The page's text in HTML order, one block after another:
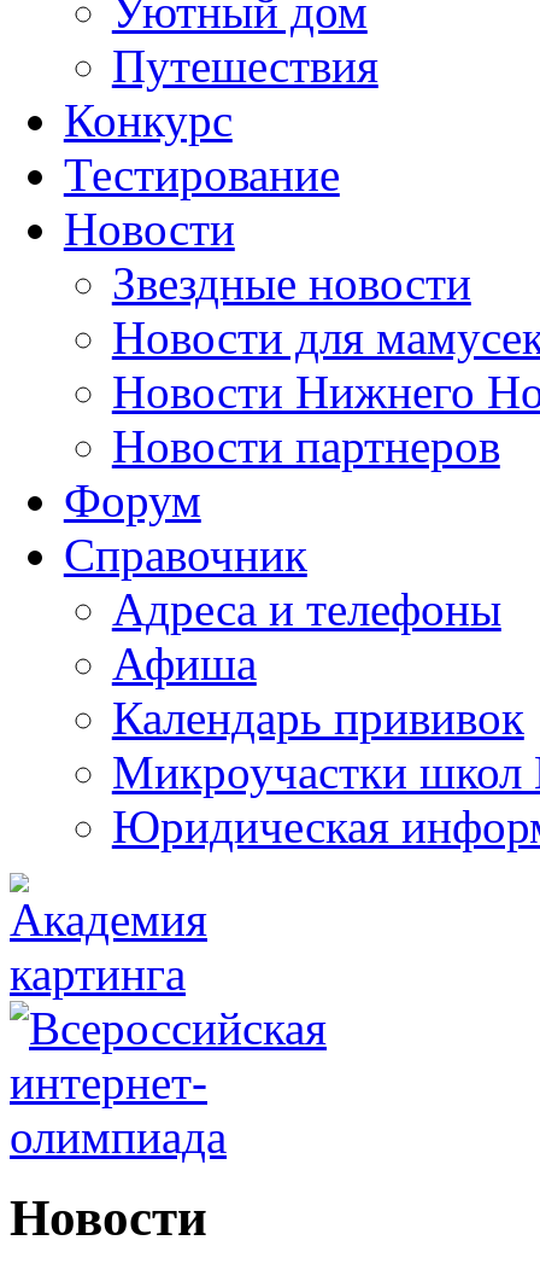
Уютный дом
Путешествия
Конкурс
Тестирование
Новости
Звездные новости
Новости для
Новости Нижнего
Новости партнеров
Форум
Справочник
Адреса и телефоны
Афиша
Календарь прививок
Микроучастки школ
Юридическая
Новости